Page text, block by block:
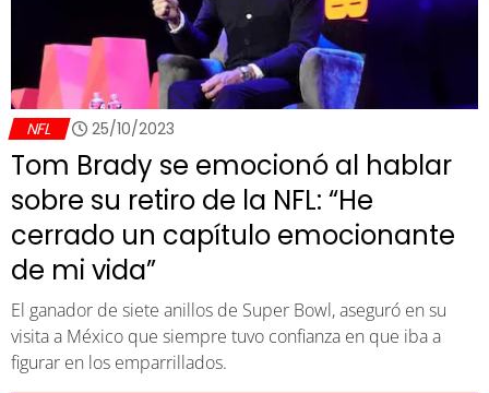
NFL 25/10/2023
Tom Brady se emocionó al hablar
sobre su retiro de la NFL: “He
cerrado un capítulo emocionante
de mi vida”
El ganador de siete anillos de Super Bowl, aseguró en su
visita a México que siempre tuvo confianza en que iba a
figurar en los emparrillados.